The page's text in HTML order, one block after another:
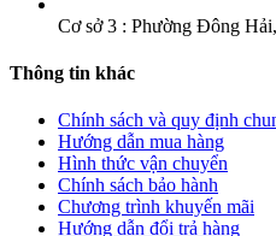
Cơ sở 3 : Phường Đông
Thông tin khác
Chính sách và quy định
Hướng dẫn mua hàng
Hình thức vận chuyển
Chính sách bảo hành
Chương trình khuyến mãi
Hướng dẫn đổi trả hàng